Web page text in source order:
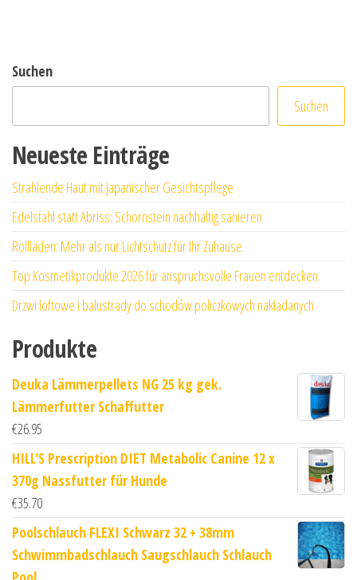
Suchen
Suchen
Neueste Einträge
Strahlende Haut mit japanischer Gesichtspflege
Edelstahl statt Abriss: Schornstein nachhaltig sanieren
Rollläden: Mehr als nur Lichtschutz für Ihr Zuhause
Top Kosmetikprodukte 2026 für anspruchsvolle Frauen entdecken
Drzwi loftowe i balustrady do schodów policzkowych nakładanych
Produkte
Deuka Lämmerpellets NG 25 kg gek.
Lämmerfutter Schaffutter
€26.95
HILL'S Prescription DIET Metabolic Canine 12 x
370g Nassfutter für Hunde
€35.70
Poolschlauch FLEXI Schwarz 32 + 38mm
Schwimmbadschlauch Saugschlauch Schlauch